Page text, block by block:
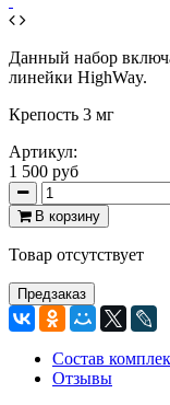
Данный набор
линейки HighWay.
Крепость 3 мг
Артикул:
1 500 руб
В корзину
Товар отсутствует
Предзаказ
Состав
Отзывы